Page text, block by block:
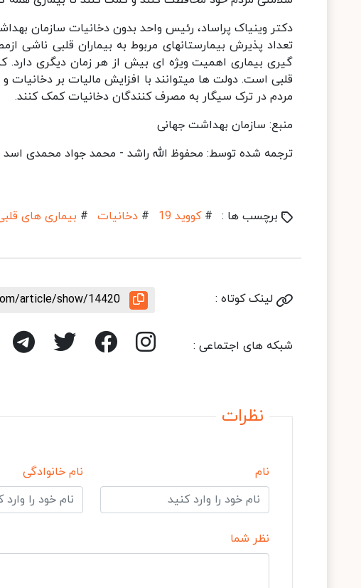
دکتر وینیاک پراساد، رئیس واحد بدون دخانیات سازمان
تعداد پذیرش بیمارستانهای مربوط به بیماران قلبی
گیری بیماری اهمیت ویژه ای بیش از هر زمان دیگری
قلبی است. دولت ها میتوانند با افزایش مالیات بر دخانیات
مردم در ترک سیگار به مصرف کنندگان دخانیات کمک کنند.
منبع: سازمان بهداشت جهانی
ترجمه شده توسط: محفوظ الله راشد - محمد جواد محمدی اسد
برچسب ها : # کووید 19 # دخانیات # بیماری های
لینک کوتاه : article/show/14420
شبکه های اجتماعی :
نظرات
نام نام خانوادگی
نظر شما